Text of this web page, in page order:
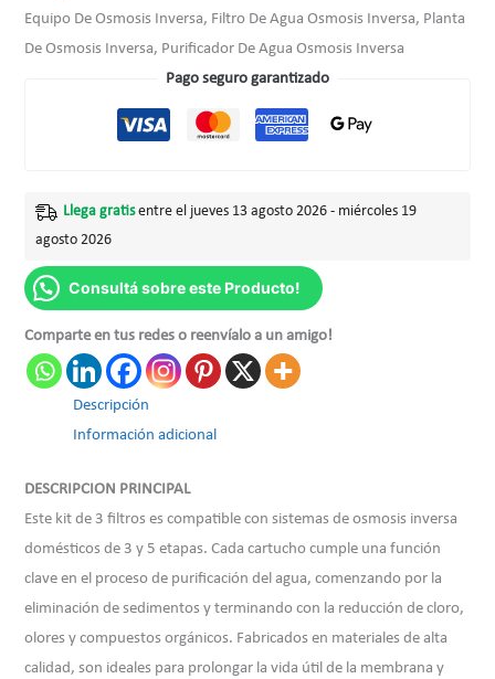
Equipo De Osmosis Inversa, Filtro De Agua Osmosis Inversa, Planta
De Osmosis Inversa, Purificador De Agua Osmosis Inversa
Pago seguro garantizado
Llega gratisentre el jueves 13 agosto 2026 - miércoles 19
agosto 2026
Consultá sobre este Producto!
Comparte en tus redes o reenvíalo a un amigo!
Descripción
Información adicional
DESCRIPCION PRINCIPAL
Este kit de 3 filtros es compatible con sistemas de osmosis inversa
domésticos de 3 y 5 etapas. Cada cartucho cumple una función
clave en el proceso de purificación del agua, comenzando por la
eliminación de sedimentos y terminando con la reducción de cloro,
olores y compuestos orgánicos. Fabricados en materiales de alta
calidad, son ideales para prolongar la vida útil de la membrana y